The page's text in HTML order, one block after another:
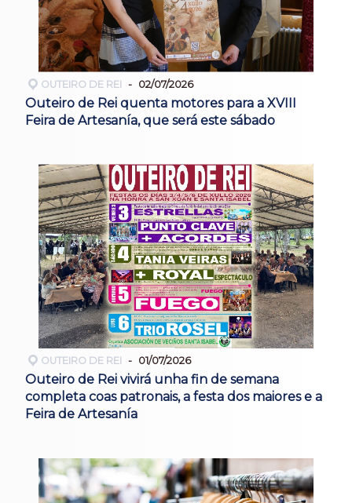
OUTEIRO DE REI 02/07/2026
Outeiro de Rei quenta motores para a XVIII
Feira de Artesanía, que será este sábado
OUTEIRO DE REI 01/07/2026
Outeiro de Rei vivirá unha fin de semana
completa coas patronais, a festa dos maiores e a
Feira de Artesanía